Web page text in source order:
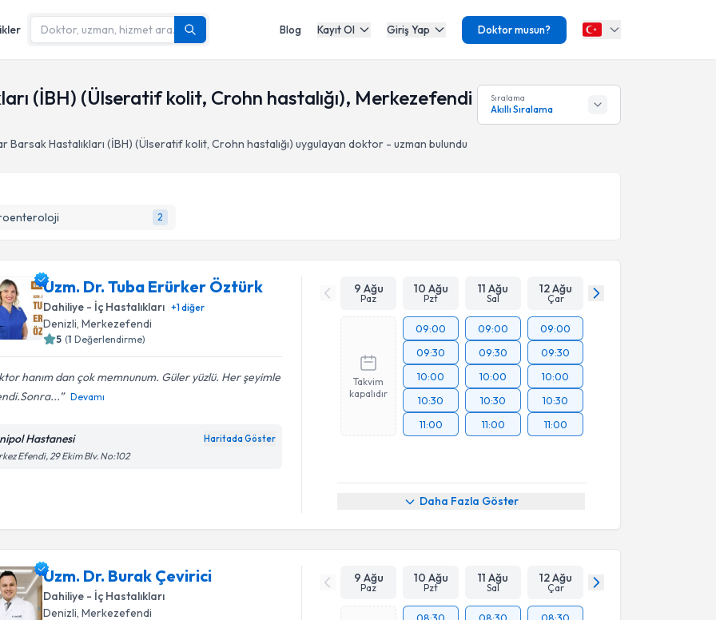
Blog Kayıt Ol Giriş Yap Doktor musun?
(İBH) (Ülseratif kolit, Crohn hastalığı), Merkezefendi
Barsak Hastalıkları (İBH) (Ülseratif kolit, Crohn hastalığı) uygulayan doktor - uzman bulundu
Sıralama
Akıllı Sıralama
2
Uzm. Dr. Tuba Erürker Öztürk
Dahiliye - İç Hastalıkları +1diğer
Denizli, Merkezefendi
5 (1 Değerlendirme)
hanım dan çok memnunum. Güler yüzlü. Her şeyimle
Devamı
Hastanesi Haritada Göster
Efendi, 29 Ekim Blv. No:102
9 Ağu
Paz
10 Ağu
Pzt
11 Ağu
Sal
12 Ağu
Çar
Takvim
kapalıdır
09:00
09:30
10:00
10:30
11:00
09:00
09:30
10:00
10:30
11:00
09:00
09:30
10:00
10:30
11:00
Daha Fazla Göster
Uzm. Dr. Burak Çevirici
Dahiliye - İç Hastalıkları
Denizli , Merkezefendi
9 Ağu
Paz
10 Ağu
Pzt
11 Ağu
Sal
12 Ağu
Çar
08:30
08:30
08:30